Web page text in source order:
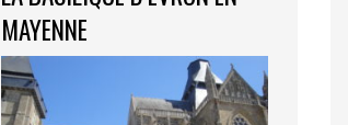
MAYENNE